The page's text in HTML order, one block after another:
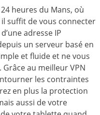
heures du Mans, où
suffit de vous connecter
adresse IP
un serveur basé en
et fluide et ne vous
au meilleur VPN
les contraintes
en plus la protection
aussi de votre